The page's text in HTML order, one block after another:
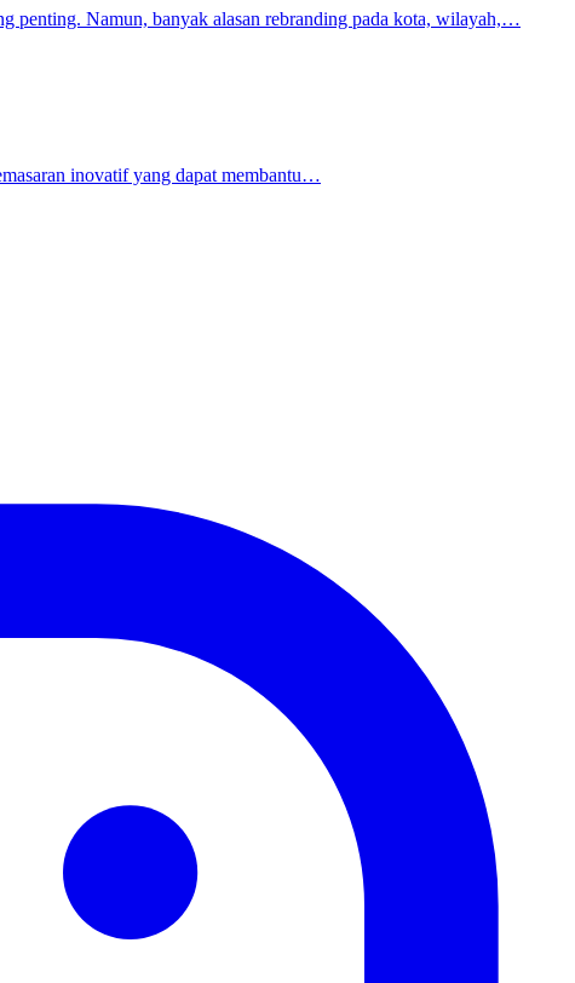
penting. Namun, banyak alasan rebranding pada kota, wilayah,…
inovatif yang dapat membantu…